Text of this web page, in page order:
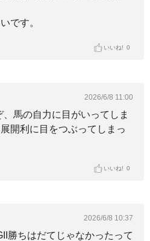
です。
いいね! 0
2026/6/8 11:00
馬の自力に目がいってしま
開利に目をつぶってしまっ
いいね! 0
2026/6/8 10:37
勝ちはだてじゃなかったって